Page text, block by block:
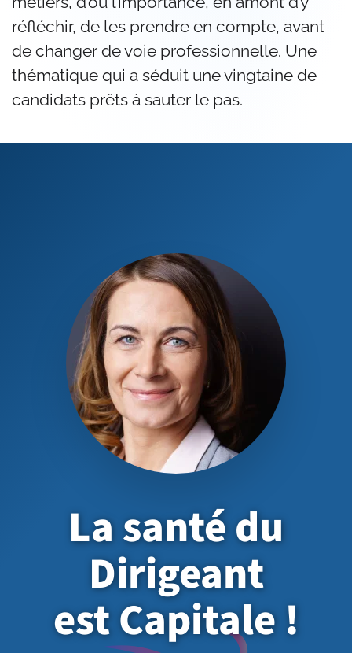
réfléchir, de les prendre en compte, avant
de changer de voie professionnelle. Une
thématique qui a séduit une vingtaine de
candidats prêts à sauter le pas.
La santé du
Dirigeant
est Capitale !